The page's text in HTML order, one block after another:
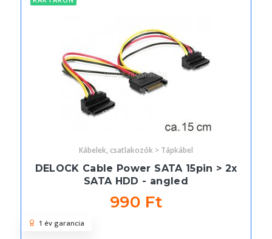
Kábelek, csatlakozók > Tápkábel
DELOCK Cable Power SATA 15pin > 2x
SATA HDD - angled
990 Ft
1 év garancia